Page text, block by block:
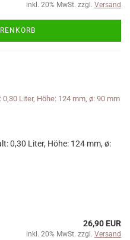
inkl. 20% MwSt. zzgl. Versand
0,30 Liter, Höhe: 124 mm, ø:
26,90 EUR
inkl. 20% MwSt. zzgl. Versand